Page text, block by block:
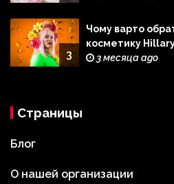
3
Чому варто
косметику
3 месяца ago
Страницы
Блог
О нашей организации